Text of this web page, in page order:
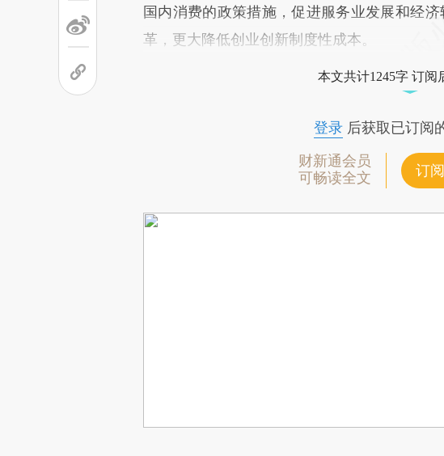
国内消费的政策措施，促进服务业发展和经
革，更大降低创业创新制度性成本。
本文共计1245字 订阅
登录后获取已订阅
财新通会员
可畅读全文
订